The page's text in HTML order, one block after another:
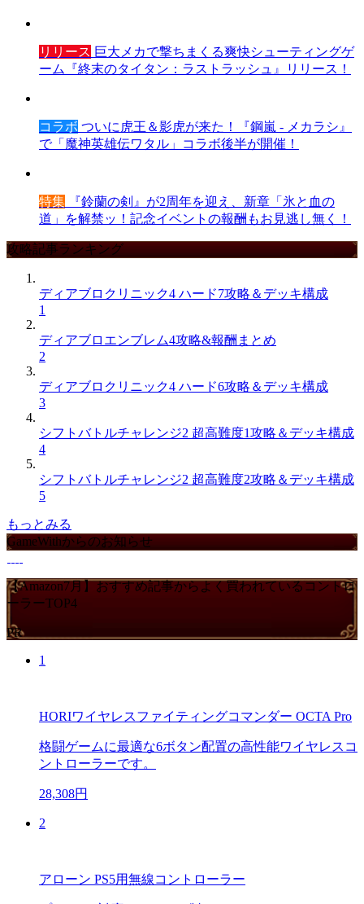
リリース 巨大メカで撃ちまくる爽快シューティングゲ
ーム『終末のタイタン：ラストラッシュ』リリース！
コラボ ついに虎王＆影虎が来た！『鋼嵐 - メカラシ』
で「魔神英雄伝ワタル」コラボ後半が開催！
特集 『鈴蘭の剣』が2周年を迎え、新章「氷と血の
道」を解禁ッ！記念イベントの報酬もお見逃し無く！
攻略記事ランキング
ディアブロクリニック4 ハード7攻略＆デッキ構成
1
ディアブロエンブレム4攻略&報酬まとめ
2
ディアブロクリニック4 ハード6攻略＆デッキ構成
3
シフトバトルチャレンジ2 超高難度1攻略＆デッキ構成
4
シフトバトルチャレンジ2 超高難度2攻略＆デッキ構成
5
もっとみる
GameWithからのお知らせ
【Amazon7月】おすすめ記事からよく買われているコントロ
ーラーTOP4
PR
1
HORIワイヤレスファイティングコマンダー OCTA Pro
格闘ゲームに最適な6ボタン配置の高性能ワイヤレスコ
ントローラーです。
28,308円
2
アローン PS5用無線コントローラー